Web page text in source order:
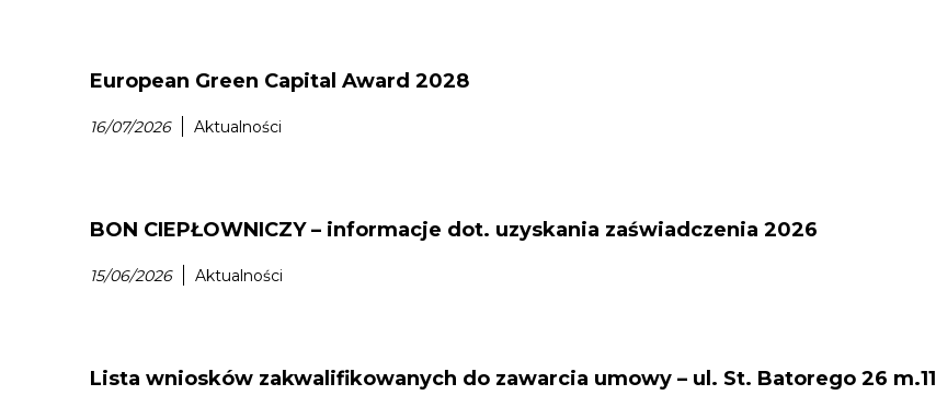
European Green Capital Award 2028
16/07/2026 Aktualności
BON CIEPŁOWNICZY – informacje dot. uzyskania zaświadczenia 2026
15/06/2026 Aktualności
Lista wniosków zakwalifikowanych do zawarcia umowy – ul. St. Batorego 26 m.11